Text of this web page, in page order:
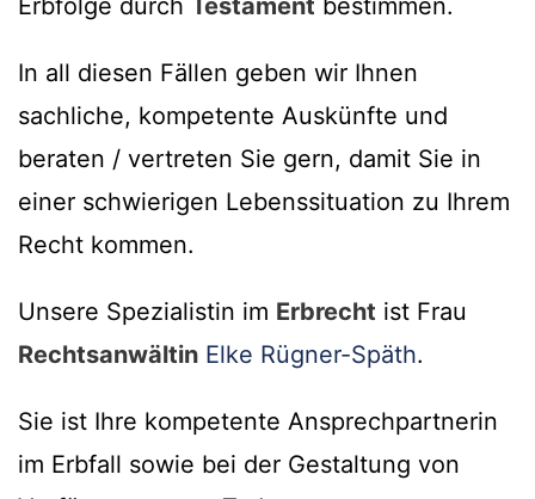
Erbfolge durch Testament bestimmen.
In all diesen Fällen geben wir Ihnen
sachliche, kompetente Auskünfte und
beraten / vertreten Sie gern, damit Sie in
einer schwierigen Lebenssituation zu Ihrem
Recht kommen.
Unsere Spezialistin im Erbrecht ist Frau
Rechtsanwältin Elke Rügner-Späth.
Sie ist Ihre kompetente Ansprechpartnerin
im Erbfall sowie bei der Gestaltung von